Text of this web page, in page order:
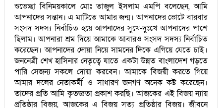
শুভেচ্ছা বিনিময়কালে মোঃ তাজুল ইসলাম এমপি বলেছেন, আমি
আপনাদের সন্তান। এ মাটিতে আমার জন্ম। আপনাদের ভোটে বারবার
সংসদ সদস্য নির্বাচিত হয়ে আপনাদের সুখে-দুঃখে আপনাদের পাশে
ছিলাম। আপনারা শ্রম দিয়ে আমাকে আবারও সংসদ সদস্য নির্বাচিত
করেছেন। আপনাদের দোয়া নিয়ে সামনের দিকে এগিয়ে যেতে চাই।
জননেত্রী শেখ হাসিনার নেতৃত্বে যাতে একটা উন্নত বাংলাদেশ গড়তে
পারি সেজন্য সকলে দোয়া করবেন। আমাকে বিজয়ী করতে গিয়ে
আমার দলের নেতাকর্মী ও সাধারণ জনগণ অনেক কষ্ট করেছেন।
তাদের প্রতি আমি কৃতজ্ঞতা প্রকাশ করছি। আজকের এই বিজয় ন্যায়
প্রতিষ্ঠার বিজয়, আজকের এ বিজয় সত্য প্রতিষ্ঠার বিজয়। জীবনে